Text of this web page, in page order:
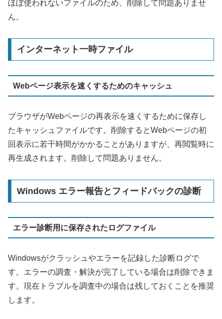
ほぼ使われないファイルのため、削除して問題ありませ
ん。
インターネット一時ファイル
Webページ表示を速くするためのキャッシュ
ブラウザがWebページの再表示を速くするために保存し
たキャッシュファイルです。削除するとWebページの初
回表示に若干時間がかかることがありますが、再閲覧時に
再生成されます。削除して問題ありません。
Windows エラー報告とフィードバックの診断
エラー診断用に保存されたログファイル
Windowsがクラッシュやエラーを記録した診断ログで
す。エラーの調査・解決が完了している場合は削除できま
す。現在トラブルを調査中の場合は残しておくことを推奨
します。